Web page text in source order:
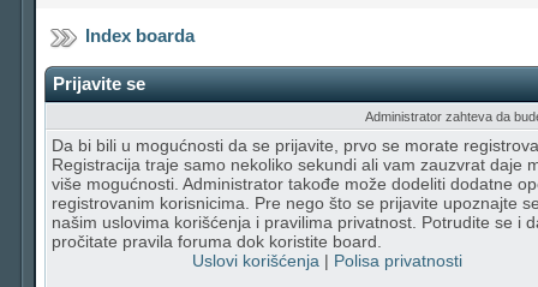
Index boarda
Prijavite se
Administrator zahteva da
Da bi bili u mogućnosti da se prijavite, prvo se morate
Registracija traje samo nekoliko sekundi ali vam zauzvrat daje
više mogućnosti. Administrator takođe može dodeliti dodatne
registrovanim korisnicima. Pre nego što se prijavite upoznajte
našim uslovima korišćenja i pravilima privatnost. Potrudite se i
pročitate pravila foruma dok koristite board.
Uslovi korišćenja | Polisa privatnosti